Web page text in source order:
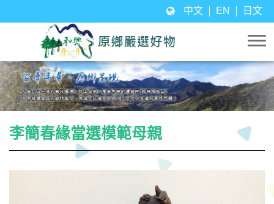
中文 EN 日文
李簡春緣當選模範母親